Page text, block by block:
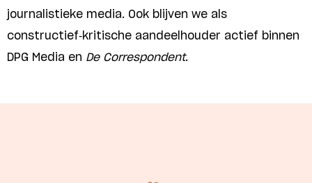
journalistieke media. Ook blijven we als
constructief-kritische aandeelhouder actief binnen
DPG Media en De Correspondent.